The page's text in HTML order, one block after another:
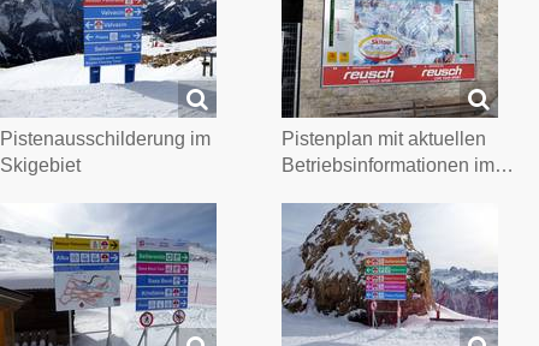
Pistenausschilderung im
Skigebiet
Pistenplan mit aktuellen
Betriebsinformationen im…